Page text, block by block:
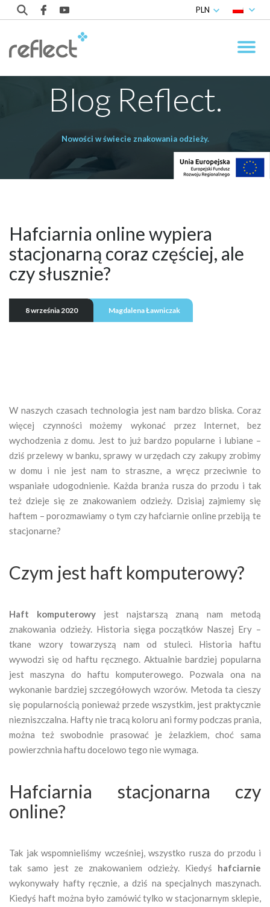
PLN
Blog Reflect.
Nowości w świecie znakowania odzieży.
Hafciarnia online wypiera
stacjonarną coraz częściej, ale
czy słusznie?
8 września 2020 Magdalena Ławniczak
W naszych czasach technologia jest nam bardzo bliska. Coraz
więcej czynności możemy wykonać przez Internet, bez
wychodzenia z domu. Jest to już bardzo popularne i lubiane –
dziś przelewy w banku, sprawy w urzędach czy zakupy zrobimy
w domu i nie jest nam to straszne, a wręcz przeciwnie to
wspaniałe udogodnienie. Każda branża rusza do przodu i tak
też dzieje się ze znakowaniem odzieży. Dzisiaj zajmiemy się
haftem – porozmawiamy o tym czy hafciarnie online przebiją te
stacjonarne?
Czym jest haft komputerowy?
Haft komputerowyjest najstarszą znaną nam metodą
znakowania odzieży. Historia sięga początków Naszej Ery –
tkane wzory towarzyszą nam od stuleci. Historia haftu
wywodzi się od haftu ręcznego. Aktualnie bardziej popularna
jest maszyna do haftu komputerowego. Pozwala ona na
wykonanie bardziej szczegółowych wzorów. Metoda ta cieszy
się popularnością ponieważ przede wszystkim, jest praktycznie
niezniszczalna. Hafty nie tracą koloru ani formy podczas prania,
można też swobodnie prasować je żelazkiem, choć sama
powierzchnia haftu docelowo tego nie wymaga.
Hafciarnia stacjonarna czy
online?
Tak jak wspomnieliśmy wcześniej, wszystko rusza do przodu i
tak samo jest ze znakowaniem odzieży. Kiedyś hafciarnie
wykonywały hafty ręcznie, a dziś na specjalnych maszynach.
Kiedyś haft można było zamówić tylko w stacjonarnym sklepie,